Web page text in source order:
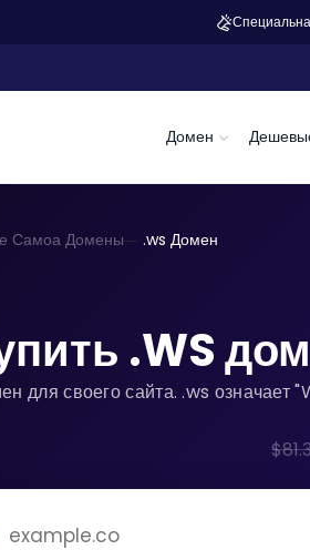
Домен
Самоа Домены .ws Домен
.WS
для своего сайта. .ws означает